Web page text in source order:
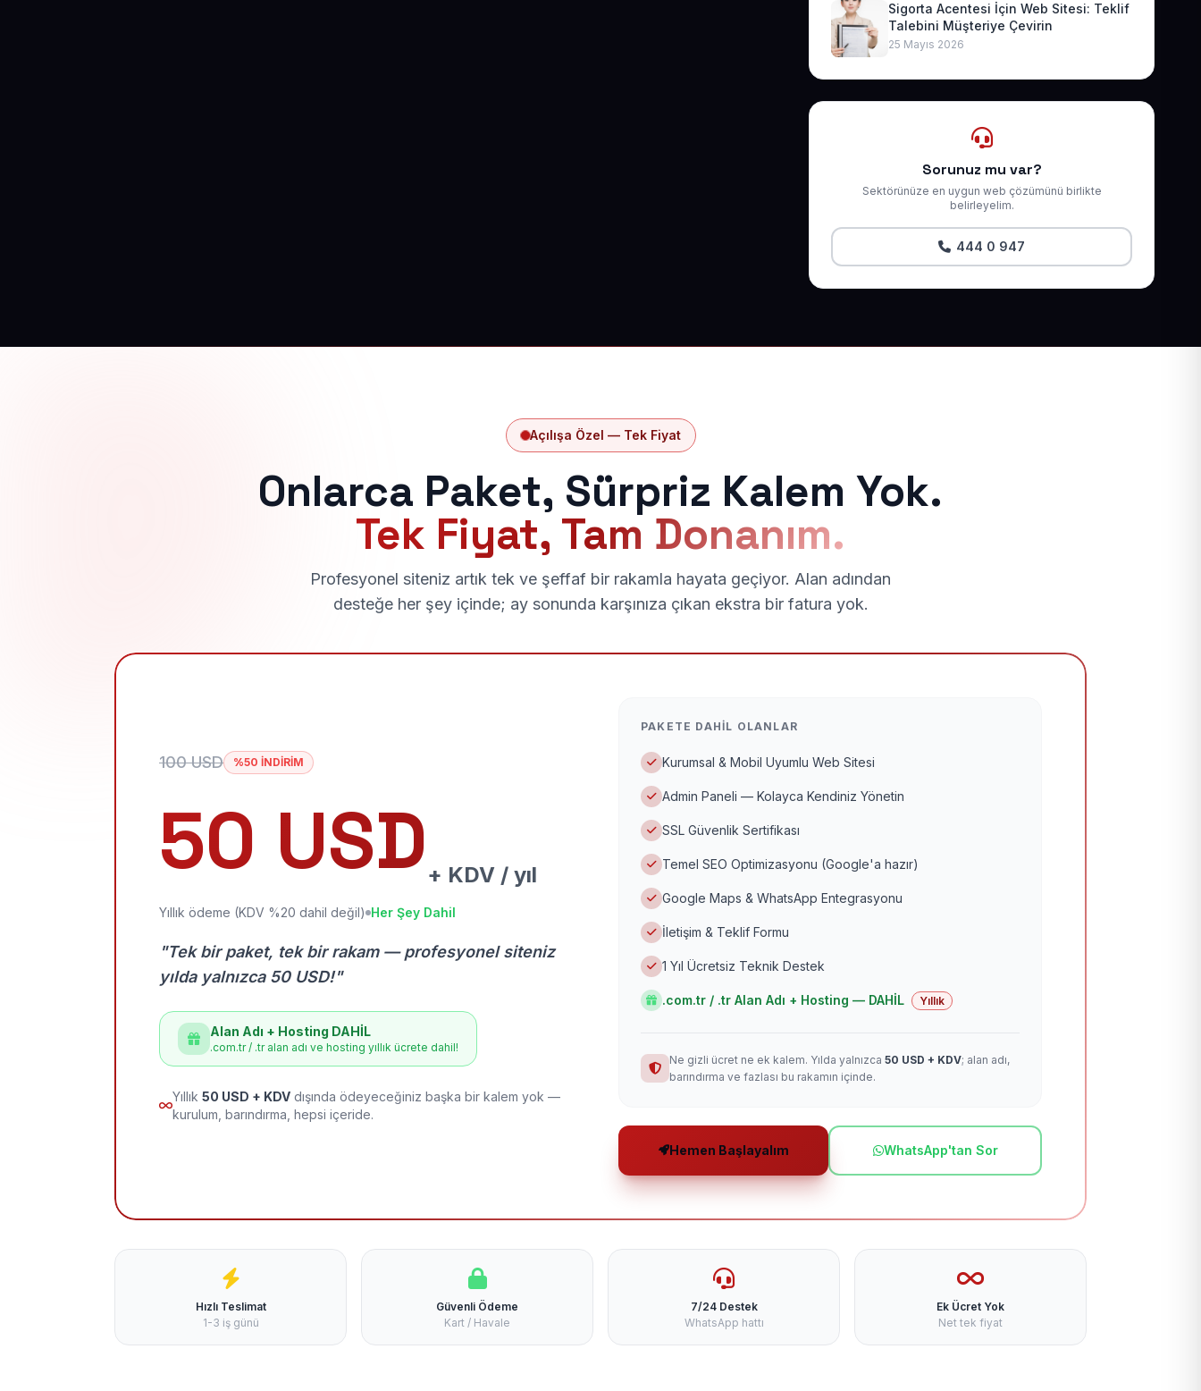
Sigorta Acentesi İçin Web Sitesi: Teklif
Talebini Müşteriye Çevirin
25 Mayıs 2026
Sorunuz mu var?
Sektörünüze en uygun web çözümünü birlikte
belirleyelim.
444 0 947
Açılışa Özel — Tek Fiyat
Onlarca Paket, Sürpriz Kalem Yok.
Tek Fiyat, Tam Donanım.
Profesyonel siteniz artık tek ve şeffaf bir rakamla hayata geçiyor. Alan adından
desteğe her şey içinde; ay sonunda karşınıza çıkan ekstra bir fatura yok.
100 USD %50 İNDİRİM
50 USD + KDV / yıl
Yıllık ödeme (KDV %20 dahil değil) Her Şey Dahil
"Tek bir paket, tek bir rakam — profesyonel siteniz
yılda yalnızca 50 USD!"
Alan Adı + Hosting DAHİL
.com.tr / .tr alan adı ve hosting yıllık ücrete dahil!
Yıllık 50 USD + KDV dışında ödeyeceğiniz başka bir kalem yok —
kurulum, barındırma, hepsi içeride.
PAKETE DAHIL OLANLAR
Kurumsal & Mobil Uyumlu Web Sitesi
Admin Paneli — Kolayca Kendiniz Yönetin
SSL Güvenlik Sertifikası
Temel SEO Optimizasyonu (Google'a hazır)
Google Maps & WhatsApp Entegrasyonu
İletişim & Teklif Formu
1 Yıl Ücretsiz Teknik Destek
.com.tr / .tr Alan Adı + Hosting — DAHİL Yıllık
Ne gizli ücret ne ek kalem. Yılda yalnızca 50 USD + KDV; alan adı,
barındırma ve fazlası bu rakamın içinde.
Hemen Başlayalım WhatsApp'tan Sor
Hızlı Teslimat
1-3 iş günü
Güvenli Ödeme
Kart / Havale
7/24 Destek
WhatsApp hattı
Ek Ücret Yok
Net tek fiyat